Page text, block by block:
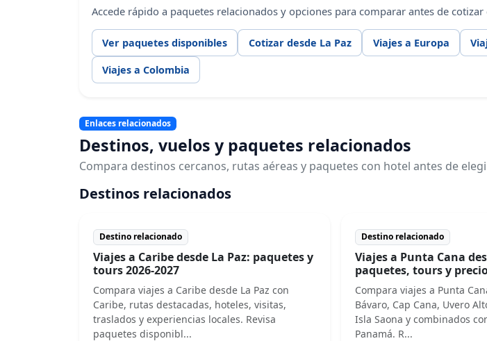
Accede rápido a paquetes relacionados y opciones para comparar antes de cotizar
Ver paquetes disponibles Cotizar desde La Paz Viajes a Europa
Viajes a Colombia
Enlaces relacionados
Destinos, vuelos y paquetes relacionados
Compara destinos cercanos, rutas aéreas y paquetes con hotel antes de
Destinos relacionados
Destino relacionado
Viajes a Caribe desde La Paz: paquetes y
tours 2026-2027
Compara viajes a Caribe desde La Paz con
Caribe, rutas destacadas, hoteles, visitas,
traslados y experiencias locales. Revisa
paquetes disponibl...
Destino relacionado
Viajes a Punta Cana
paquetes, tours y
Compara viajes a Punta
Bávaro, Cap Cana, Uvero
Isla Saona y combinados
Panamá. R...